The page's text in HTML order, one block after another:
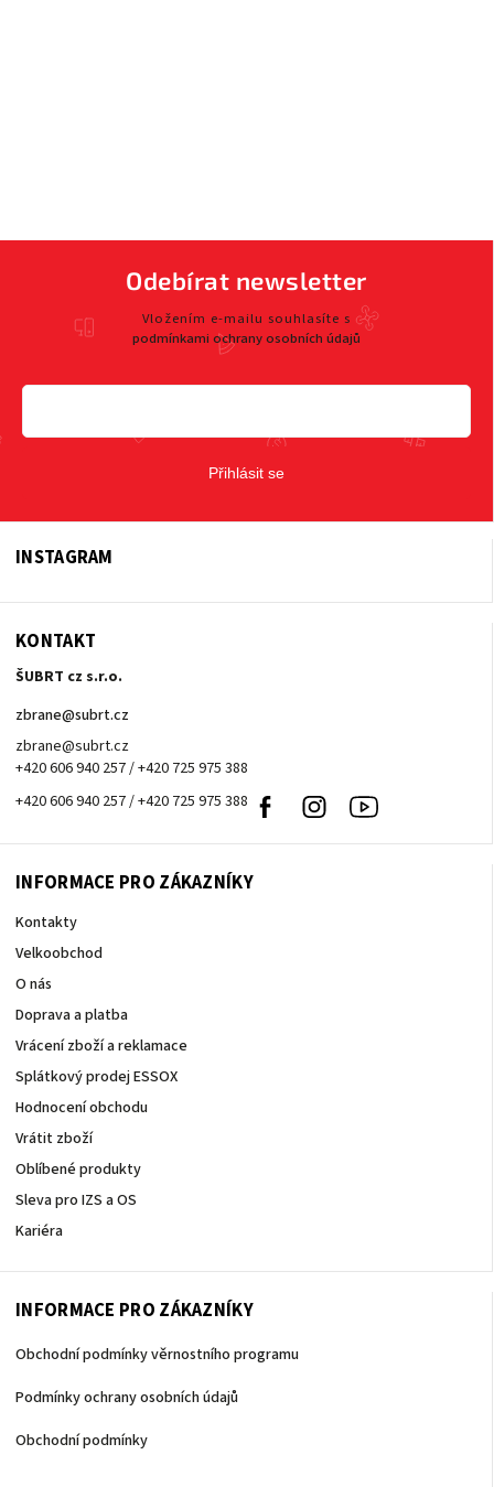
Odebírat newsletter
Vložením e-mailu souhlasíte s
podmínkami ochrany osobních údajů
Přihlásit se
INSTAGRAM
KONTAKT
ŠUBRT cz s.r.o.
zbrane@subrt.cz
zbrane@subrt.cz
+420 606 940 257 / +420 725 975 388
+420 606 940 257 / +420 725 975 388
Facebook Instagram
INFORMACE PRO ZÁKAZNÍKY
Kontakty
Velkoobchod
O nás
Doprava a platba
Vrácení zboží a reklamace
Splátkový prodej ESSOX
Hodnocení obchodu
Vrátit zboží
Oblíbené produkty
Sleva pro IZS a OS
Kariéra
INFORMACE PRO ZÁKAZNÍKY
Obchodní podmínky věrnostního programu
Podmínky ochrany osobních údajů
Obchodní podmínky